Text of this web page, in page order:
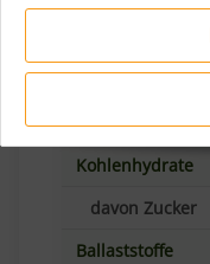
Fettsäuren
Kohlenhydrate
davon Zucker
Ballaststoffe